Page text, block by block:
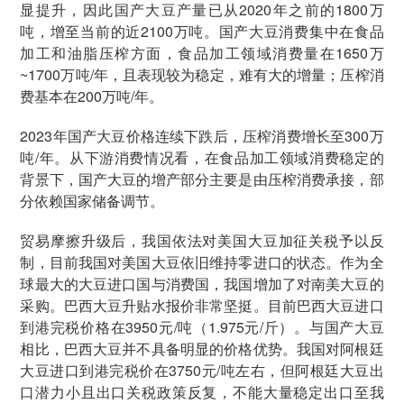
显提升，因此国产大豆产量已从2020年之前的1800万
吨，增至当前的近2100万吨。国产大豆消费集中在食品
加工和油脂压榨方面，食品加工领域消费量在1650万
~1700万吨/年，且表现较为稳定，难有大的增量；压榨消
费基本在200万吨/年。
2023年国产大豆价格连续下跌后，压榨消费增长至300万
吨/年。从下游消费情况看，在食品加工领域消费稳定的
背景下，国产大豆的增产部分主要是由压榨消费承接，部
分依赖国家储备调节。
贸易摩擦升级后，我国依法对美国大豆加征关税予以反
制，目前我国对美国大豆依旧维持零进口的状态。作为全
球最大的大豆进口国与消费国，我国增加了对南美大豆的
采购。巴西大豆升贴水报价非常坚挺。目前巴西大豆进口
到港完税价格在3950元/吨（1.975元/斤）。与国产大豆
相比，巴西大豆并不具备明显的价格优势。我国对阿根廷
大豆进口到港完税价在3750元/吨左右，但阿根廷大豆出
口潜力小且出口关税政策反复，不能大量稳定出口至我